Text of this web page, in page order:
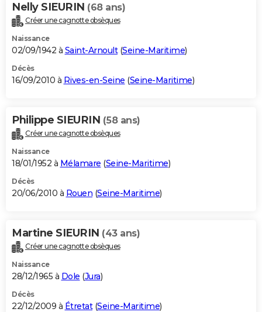
Nelly SIEURIN (68 ans)
Créer une cagnotte obsèques
Naissance
02/09/1942 à Saint-Arnoult(Seine-Maritime)
Décès
16/09/2010 à Rives-en-Seine (Seine-Maritime)
Philippe SIEURIN (58 ans)
Créer une cagnotte obsèques
Naissance
18/01/1952 à Mélamare (Seine-Maritime)
Décès
20/06/2010 à Rouen (Seine-Maritime)
Martine SIEURIN (43 ans)
Créer une cagnotte obsèques
Naissance
28/12/1965 à Dole (Jura)
Décès
22/12/2009 à Étretat(Seine-Maritime)